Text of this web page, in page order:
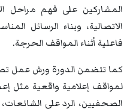
المشاركين على فهم مراحل
الاتصالية، وبناء الرسائل
فاعلية أثناء المواقف الحرجة.
كما تتضمن الدورة ورش عمل
لمواقف إعلامية واقعية مثل
الصحفيين، الرد على الشائعات،